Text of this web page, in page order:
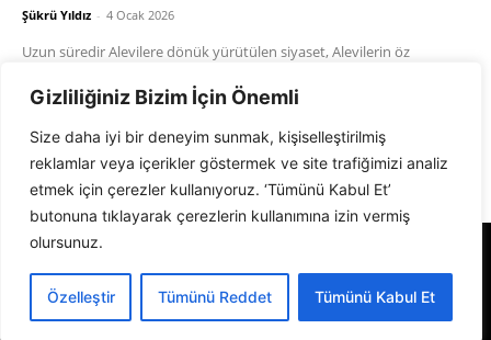
Gizliliğiniz Bizim İçin Önemli
Size daha iyi bir deneyim sunmak, kişiselleştirilmiş
reklamlar veya içerikler göstermek ve site trafiğimizi analiz
etmek için çerezler kullanıyoruz. ‘Tümünü Kabul Et’
butonuna tıklayarak çerezlerin kullanımına izin vermiş
olursunuz.
Özelleştir Tümünü Reddet Tümünü Kabul Et
Şükrü Yıldız - 4 Ocak 2026
Uzun süredir Alevilere dönük yürütülen siyaset, Alevilerin öz
sıkıştırmayı hedefleyen bir çizgide ilerliyor. Alevilerin kendi
Alevi Gazetesi